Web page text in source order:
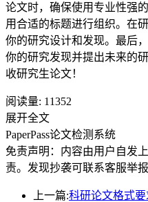
论文时，确保使用专业性强
用合适的标题进行组织。在
你的研究设计和发现。最后
你的研究发现并提出未来的
收研究生论文！
阅读量: 11352
展开全文
PaperPass论文检测系统
免责声明：内容由用户自发
责。发现抄袭可联系客服举
上一篇:科研论文格式要